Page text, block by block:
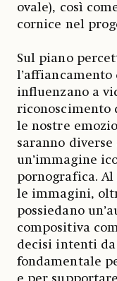
ovale), così
cornice nel
Sul piano
influenzano a
riconoscimento
le nostre
saranno diverse
un’immagine
pornografica.
le immagini,
possiedano
compositiva
decisi intenti da
fondamentale